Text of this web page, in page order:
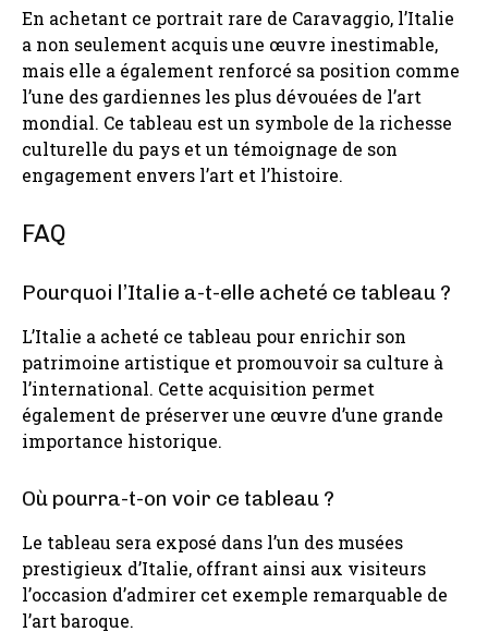
En achetant ce portrait rare de Caravaggio, l’Italie
a non seulement acquis une œuvre inestimable,
mais elle a également renforcé sa position comme
l’une des gardiennes les plus dévouées de l’art
mondial. Ce tableau est un symbole de la richesse
culturelle du pays et un témoignage de son
engagement envers l’art et l’histoire.
FAQ
Pourquoi l’Italie a-t-elle acheté ce tableau ?
L’Italie a acheté ce tableau pour enrichir son
patrimoine artistique et promouvoir sa culture à
l’international. Cette acquisition permet
également de préserver une œuvre d’une grande
importance historique.
Où pourra-t-on voir ce tableau ?
Le tableau sera exposé dans l’un des musées
prestigieux d’Italie, offrant ainsi aux visiteurs
l’occasion d’admirer cet exemple remarquable de
l’art baroque.